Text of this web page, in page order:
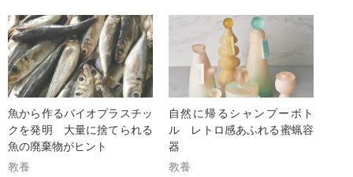
魚から作るバイオプラスチッ
クを発明 大量に捨てられる
魚の廃棄物がヒント
教養
自然に帰るシャンプーボト
ル レトロ感あふれる蜜蝋容
器
教養